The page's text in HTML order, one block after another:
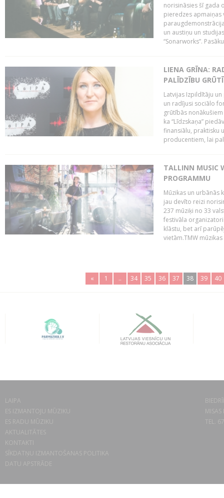
norisināsies šī gada
pieredzes apmaiņas
un austiņu un
“Sonarworks”.
LIENA GRĪNA:
PALĪDZĪBU
Latvijas Izpildītāju
un radījusi sociālo
grūtībās
ka “Līdzskaņa”
finansiālu, praktisku
producentiem, lai
TALLINN MUSIC
PROGRAMMU
Mūzikas un urbānās
jau devīto reizi
237 mūziķi no 33
festivāla
klāstu, bet arī
vietām.TMW
« 1 .. 34 35 36 37 38 39 40
LAIPA
ES IZMANTOJU MŪZIKU
ES RADU MŪZIKU
AKTUALITĀTES
KONTAKTI
SĪKDATŅU IZMANTOŠANAS POLITIKA
DATU APSTRĀDE
TEL.